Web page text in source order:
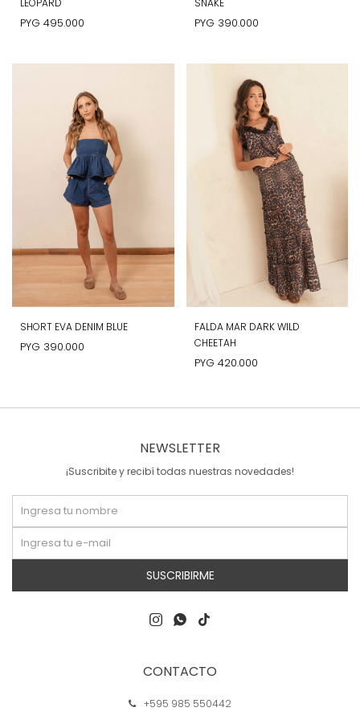
LEOPARD
PYG 495.000
SNAKE
PYG 390.000
SHORT EVA DENIM BLUE
PYG 390.000
FALDA MAR DARK WILD
CHEETAH
PYG 420.000
CONTACTO
+595 985 550442
NEWSLETTER
¡Suscribite y recibí todas nuestras novedades!
SUSCRIBIRME
  